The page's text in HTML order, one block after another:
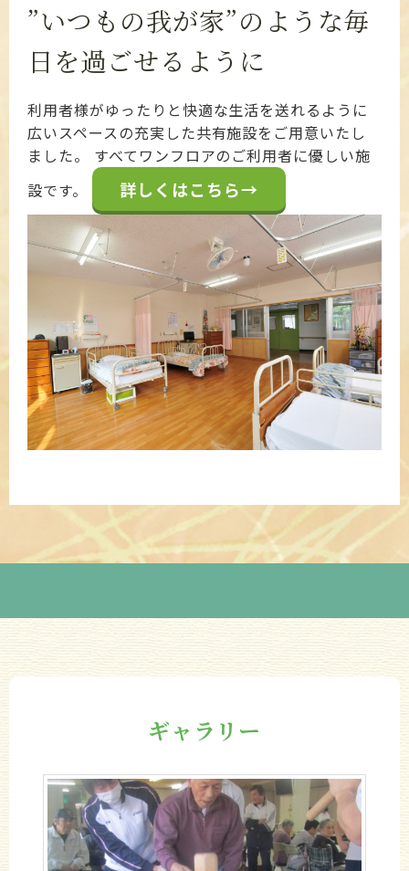
”いつもの我が家”のような毎
日を過ごせるように
利用者様がゆったりと快適な生活を送れるように
広いスペースの充実した共有施設をご用意いたし
ました。 すべてワンフロアのご利用者に優しい施
設です。
詳しくはこちら→
ギャラリー